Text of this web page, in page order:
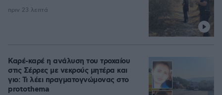
πριν 23 λεπτά
Καρέ-καρέ η ανάλυση του τροχαίου
στις Σέρρες με νεκρούς μητέρα και
γιο: Τι λέει πραγματογνώμονας στο
protothema